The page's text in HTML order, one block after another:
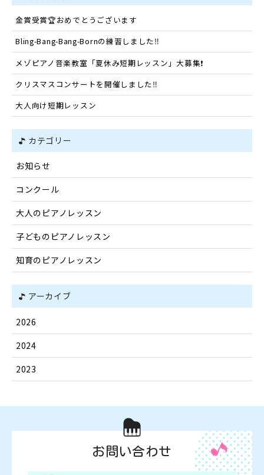
金賞受賞🏆️おめでとうございます
Bling-Bang-Bang-Bornの練習しました‼️
メゾピアノ音楽教室「夏休み短期レッスン」大募集❗️
クリスマスコンサートを開催しました‼️
大人向け短期レッスン
カテゴリー
お知らせ
コンクール
大人のピアノレッスン
子どものピアノレッスン
知育のピアノレッスン
アーカイブ
2026
2024
2023
お問い合わせ